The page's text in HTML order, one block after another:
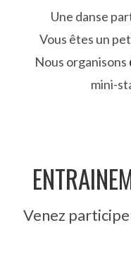
Une danse
Vous êtes un
Nous organisons
mini-
Venez